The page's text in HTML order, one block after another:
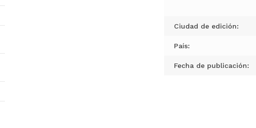
Ciudad de edición:
País:
Fecha de publicación: